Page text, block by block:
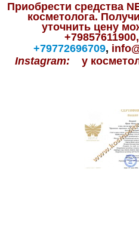
Приобрести средства
косметолога.
уточнить цену
+79857611900,
+79772696709,
Instagram:
у